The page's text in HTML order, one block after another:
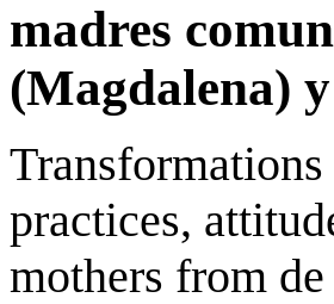
madres
(Magdalena)
practices,
mothers from